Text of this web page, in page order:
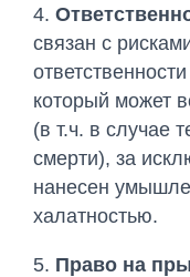
4.
связан с
который может
(в т.ч. в случае
смерти), за
нанесен
халатностью.
5. Право на